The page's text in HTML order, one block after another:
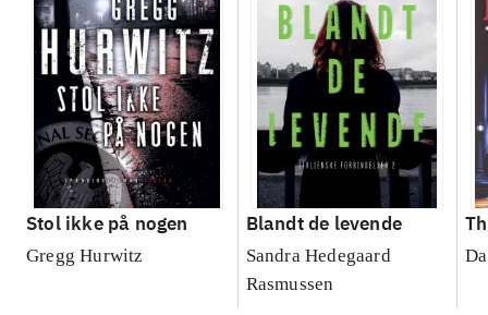
Stol ikke på nogen
Gregg Hurwitz
Blandt de levende
Sandra Hedegaard
Rasmussen